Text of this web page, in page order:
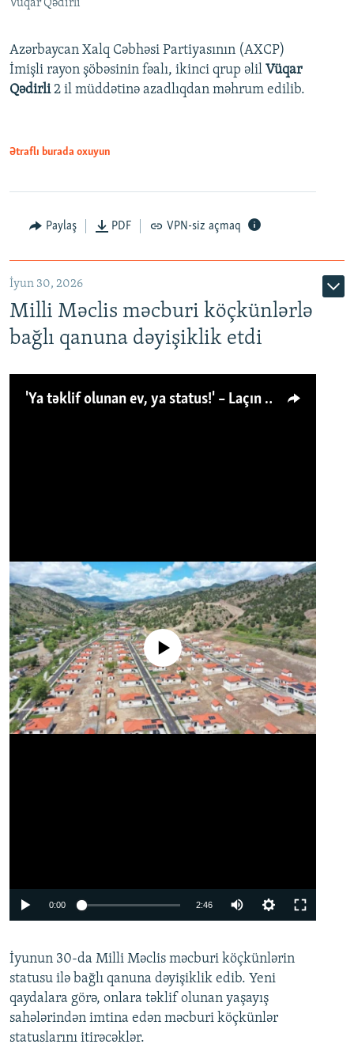
Vüqar Qədirli
Azərbaycan Xalq Cəbhəsi Partiyasının (AXCP)
İmişli rayon şöbəsinin fəalı, ikinci qrup əlil Vüqar
Qədirli2 il müddətinə azadlıqdan məhrum edilib.
Ətraflı burada oxuyun
Paylaş PDF VPN-siz açmaq
İyun 30, 2026
Milli Məclis məcburi köçkünlərlə
bağlı qanuna dəyişiklik etdi
'Ya təklif olunan ev, ya status!' – Laçın köçkünü: 'Laçından başqa heç hara!'
No media source currently available
0:00 2:46
360p
480p
720p
İyunun 30-da Milli Məclis məcburi köçkünlərin
statusu ilə bağlı qanuna dəyişiklik edib. Yeni
qaydalara görə, onlara təklif olunan yaşayış
sahələrindən imtina edən məcburi köçkünlər
statuslarını itirəcəklər.